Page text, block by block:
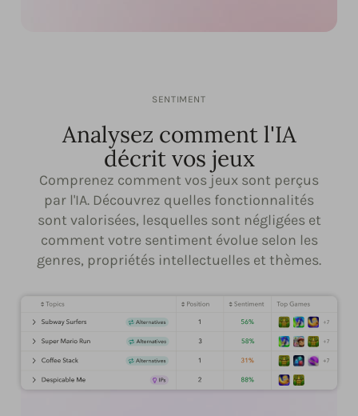
SENTIMENT
Analysez comment l'IA
décrit vos jeux
Comprenez comment vos jeux sont perçus
par l'IA. Découvrez quelles fonctionnalités
sont valorisées, lesquelles sont négligées et
comment votre sentiment évolue selon les
genres, propriétés intellectuelles et thèmes.